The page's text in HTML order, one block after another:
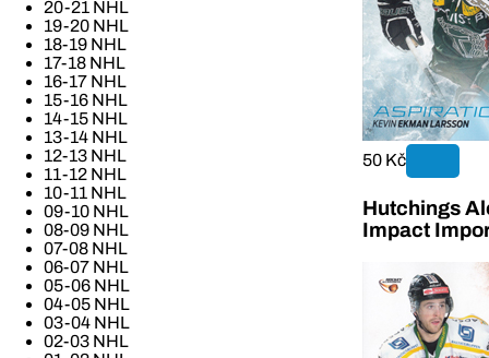
20-21 NHL
19-20 NHL
18-19 NHL
17-18 NHL
16-17 NHL
15-16 NHL
14-15 NHL
13-14 NHL
12-13 NHL
11-12 NHL
10-11 NHL
09-10 NHL
08-09 NHL
07-08 NHL
06-07 NHL
05-06 NHL
04-05 NHL
03-04 NHL
02-03 NHL
50 Kč
Hutchings
Impact